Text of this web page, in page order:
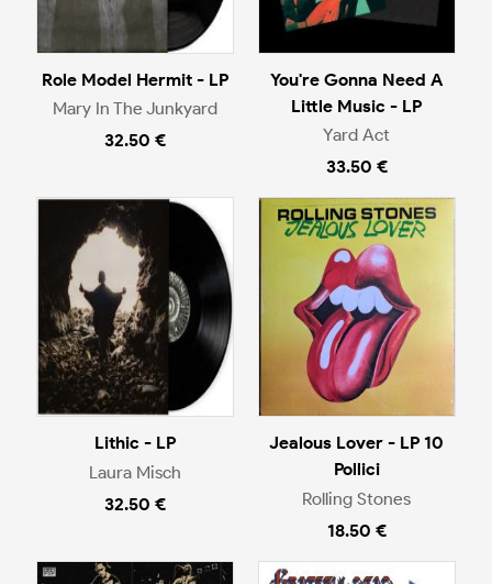
Role Model Hermit - LP
Mary In The Junkyard
32.50 €
You're Gonna Need A
Little Music - LP
Yard Act
33.50 €
Lithic - LP
Laura Misch
32.50 €
Jealous Lover - LP 10
Pollici
Rolling Stones
18.50 €